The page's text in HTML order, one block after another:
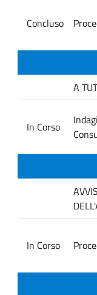
Concluso
A
In Corso
In Corso